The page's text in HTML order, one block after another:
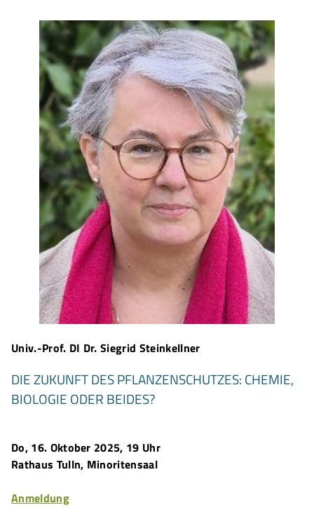
Univ.-Prof. DI Dr. Siegrid Steinkellner
DIE ZUKUNFT DES PFLANZENSCHUTZES: CHEMIE,
BIOLOGIE ODER BEIDES?
Do, 16. Oktober 2025, 19 Uhr
Rathaus Tulln, Minoritensaal
Anmeldung